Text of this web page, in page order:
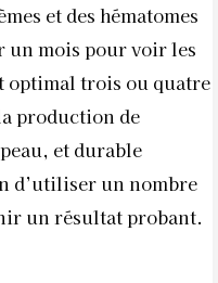
et des hématomes
un mois pour voir les
optimal trois ou quatre
production de
et durable
d’utiliser un nombre
un résultat probant.